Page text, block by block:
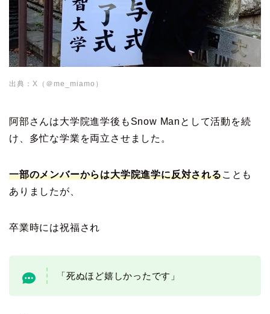
出典：X（＠me_miamo）
阿部さんは大学院進学後もSnow Manとして活動を続
け、多忙な学業を両立させました。
一部のメンバーからは大学院進学に反対されることも
ありましたが、
卒業時には祝福され
「死ぬほど嬉しかったです」